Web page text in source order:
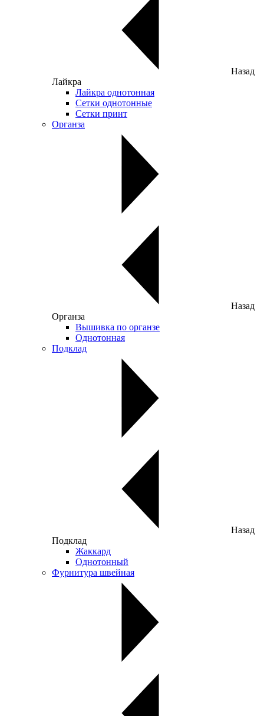
Назад
Лайкра
Лайкра однотонная
Сетки однотонные
Сетки принт
Органза
Назад
Органза
Вышивка по органзе
Однотонная
Подклад
Назад
Подклад
Жаккард
Однотонный
Фурнитура швейная